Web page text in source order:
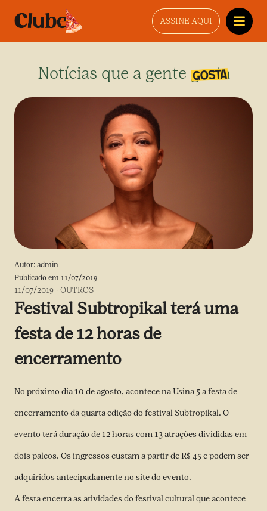
ASSINE AQUI
Notícias que a gente gosta
Autor: admin
Publicado em 11/07/2019
11/07/2019 -OUTROS
Festival Subtropikal terá uma
festa de 12 horas de
encerramento
No próximo dia 10 de agosto, acontece na Usina 5 a festa de
encerramento da quarta edição do festival Subtropikal. O
evento terá duração de 12 horas com 13 atrações divididas em
dois palcos. Os ingressos custam a partir de R$ 45 e podem ser
adquiridos antecipadamente nosite do evento.
A festa encerra as atividades do festival cultural que acontece